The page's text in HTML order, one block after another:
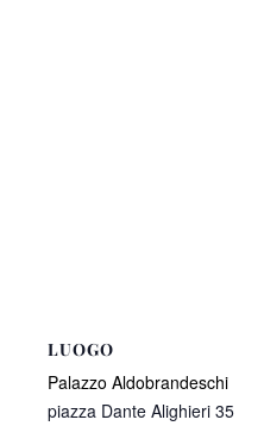
LUOGO
Palazzo Aldobrandeschi
piazza Dante Alighieri 35